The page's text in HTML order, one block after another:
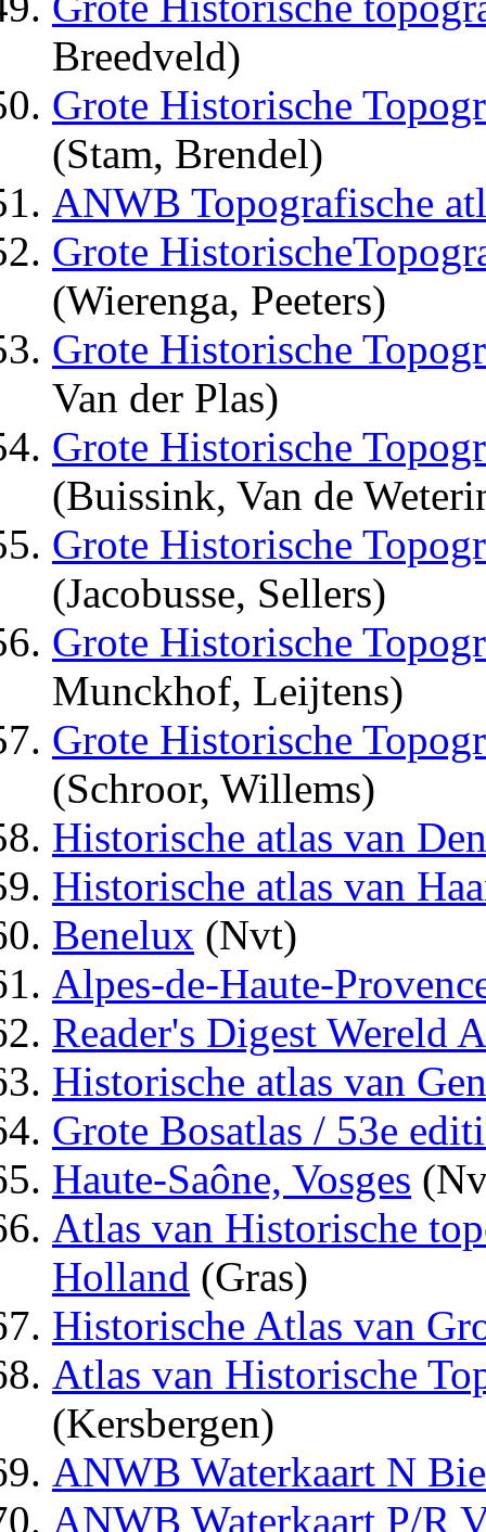
Breedveld)
Grote Historische
(Stam, Brendel)
ANWB Topografische
Grote
(Wierenga, Peeters)
Grote Historische
Van der Plas)
Grote Historische
(Buissink, Van de
Grote Historische
(Jacobusse, Sellers)
Grote Historische
Munckhof, Leijtens)
Grote Historische
(Schroor, Willems)
Historische atlas van
Historische atlas van
Benelux (Nvt)
Alpes-de-Haute-
Reader's Digest Wereld
Historische atlas van
Grote Bosatlas / 53e
Haute-Saône, Vosges
Atlas van Historische
Holland (Gras)
Historische Atlas van
Atlas van Historische
(Kersbergen)
ANWB Waterkaart N
ANWB Waterkaart P/R